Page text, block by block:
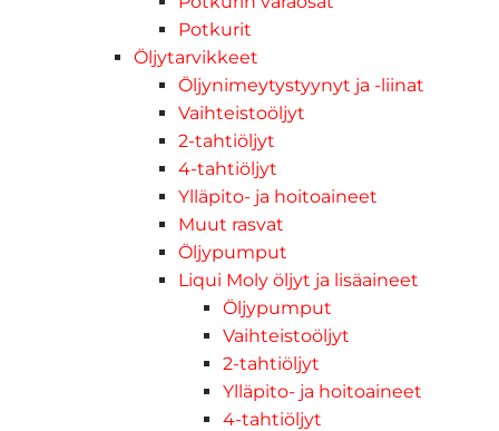
Potkurit
Öljytarvikkeet
Öljynimeytystyynyt ja -liinat
Vaihteistoöljyt
2-tahtiöljyt
4-tahtiöljyt
Ylläpito- ja hoitoaineet
Muut rasvat
Öljypumput
Liqui Moly öljyt ja lisäaineet
Öljypumput
Vaihteistoöljyt
2-tahtiöljyt
Ylläpito- ja hoitoaineet
4-tahtiöljyt